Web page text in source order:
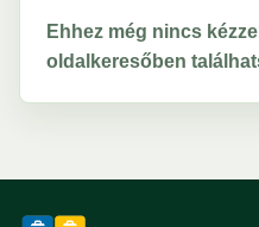
Ehhez még nincs
oldalkeresőben